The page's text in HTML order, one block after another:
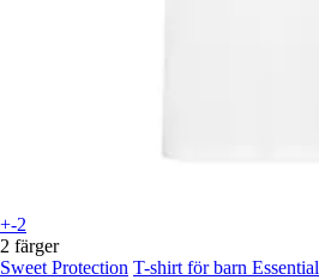
+-2
2 färger
Sweet Protection T-shirt för barn Essential